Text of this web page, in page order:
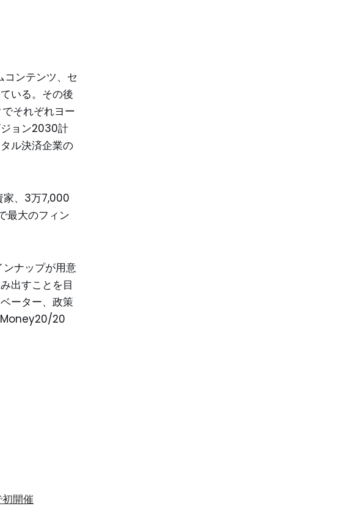
ンテンツ、セ
いる。その後
それぞれヨー
ョン2030計
ル決済企業の
、3万7,000
最大のフィン
ナップが用意
出すことを目
ーター、政策
Money20/20
開催